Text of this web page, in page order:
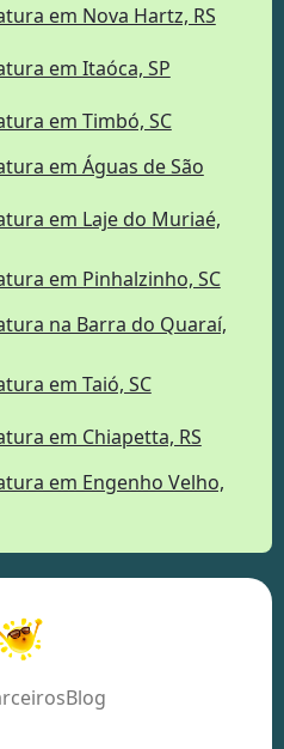
em Nova Hartz, RS
em Itaóca, SP
em Timbó, SC
em Águas de São
em Laje do Muriaé,
em Pinhalzinho, SC
na Barra do Quaraí,
em Taió, SC
em Chiapetta, RS
em Engenho Velho,
Blog